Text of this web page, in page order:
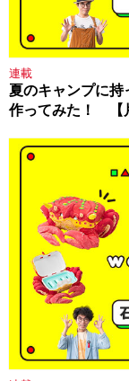
連載
夏のキャンプに
作ってみた！ 【